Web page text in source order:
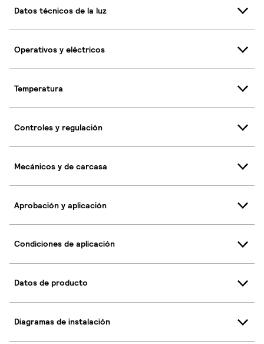
Datos técnicos de la luz
Operativos y eléctricos
Temperatura
Controles y regulación
Mecánicos y de carcasa
Aprobación y aplicación
Condiciones de aplicación
Datos de producto
Diagramas de instalación